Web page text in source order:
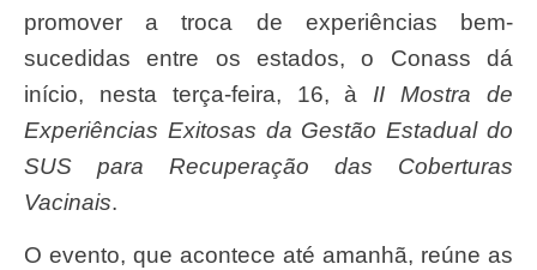
promover a troca de experiências bem-
sucedidas entre os estados, o Conass dá
início, nesta terça-feira, 16, à II Mostra de
Experiências Exitosas da Gestão Estadual do
SUS para Recuperação das Coberturas
Vacinais.
O evento, que acontece até amanhã, reúne as